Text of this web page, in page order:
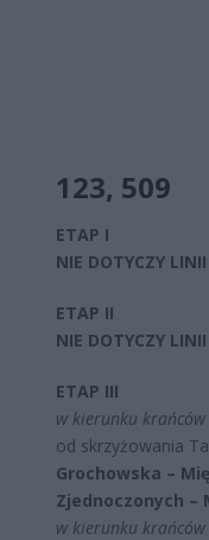
123, 509
ETAP I
NIE DOTYCZY
ETAP II
NIE DOTYCZY
ETAP III
w kierunku krańców
od skrzyżowania
Grochowska –
Zjednoczonych –
w kierunku